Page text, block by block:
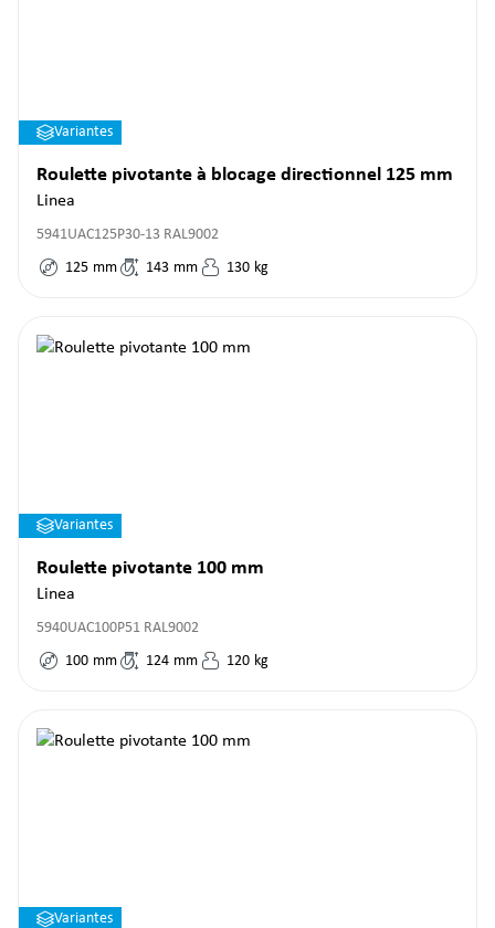
Variantes
Roulette pivotante à blocage directionnel 125 mm
Linea
5941UAC125P30-13 RAL9002
125 mm 143 mm 130 kg
Variantes
Roulette pivotante 100 mm
Linea
5940UAC100P51 RAL9002
100 mm 124 mm 120 kg
Variantes